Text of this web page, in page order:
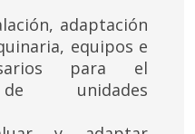
adaptación
equipos e
para el
de unidades